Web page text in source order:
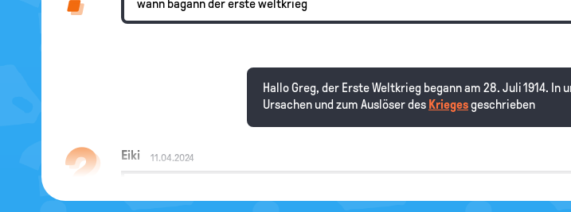
wann bagann der erste weltkrieg
Hallo Greg, der Erste Weltkrieg begann am 28. Juli 1914.
Ursachen und zum Auslöser des Kriegesgeschrieben
Eiki 11.04.2024